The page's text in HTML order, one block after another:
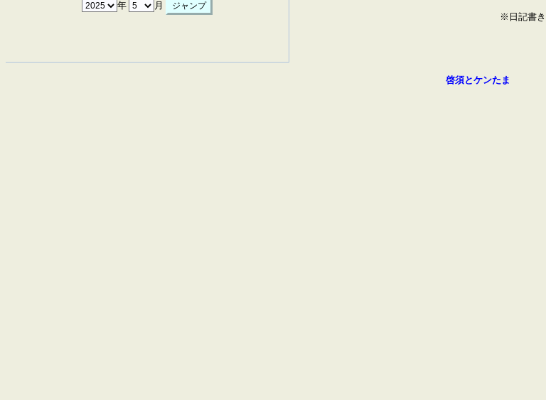
年 月
※日記書き
啓須とケンたま